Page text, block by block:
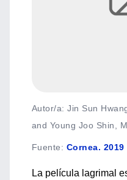
Autor/a: Jin Sun
and Young Joo Shin,
Fuente: Cornea. 2019
La película lagrimal